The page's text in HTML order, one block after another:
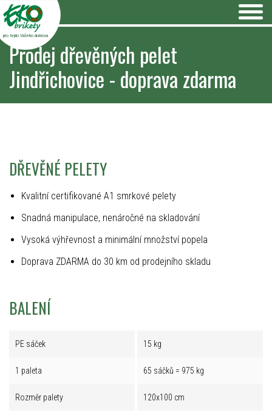
pro teplo Vašeho domova
Prodej dřevěných pelet
Jindřichovice - doprava zdarma
DŘEVĚNÉ PELETY
Kvalitní certifikované A1 smrkové pelety
Snadná manipulace, nenáročné na skladování
Vysoká výhřevnost a minimální množství popela
Doprava ZDARMA do 30 km od prodejního skladu
BALENÍ
PE sáček 15 kg
1 paleta 65 sáčků = 975 kg
Rozměr palety 120x100 cm